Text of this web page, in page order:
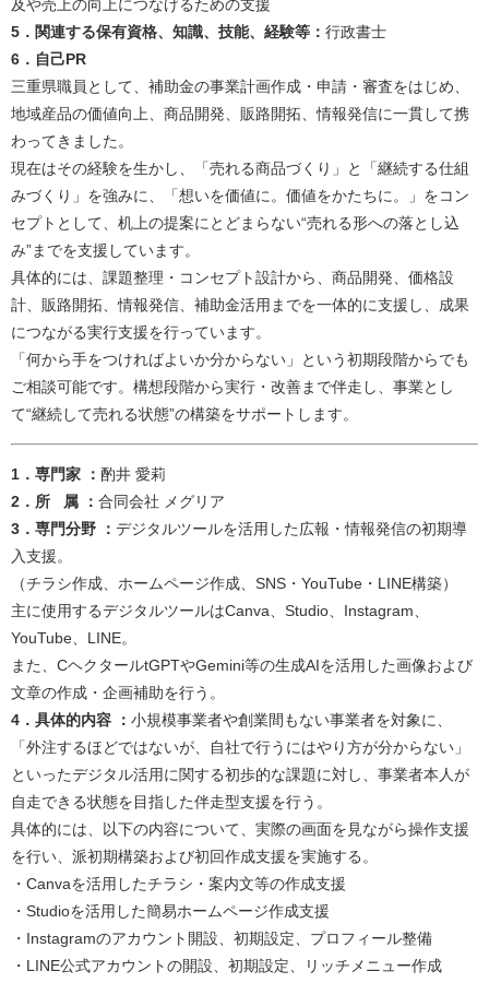
及や売上の向上につなげるための支援​
5．関連する保有資格、知識、技能、経験等： 行政書士
6．自己PR
三重県職員として、補助金の事業計画作成・申請・審査をはじめ、
地域産品の価値向上、商品開発、販路開拓、情報発信に一貫して携
わってきました。
現在はその経験を生かし、「売れる商品づくり」と「継続する仕組
みづくり」を強みに、「想いを価値に。価値をかたちに。」をコン
セプトとして、机上の提案にとどまらない“売れる形への落とし込
み”までを支援しています。
具体的には、課題整理・コンセプト設計から、商品開発、価格設
計、販路開拓、情報発信、補助金活用までを一体的に支援し、成果
につながる実行支援を行っています。
「何から手をつければよいか分からない」という初期段階からでも
ご相談可能です。構想段階から実行・改善まで伴走し、事業とし
て“継続して売れる状態”の構築をサポートします。​
​​​​​​​​​​​​​​​​​​​​​​​​​​​​​​​​​​​​​​​​​​​​1．専門家 ： 酌井 愛莉​​
2．所 属 ： 合同会社 メグリア​
3．専門分野 ： デジタルツールを活用した広報・情報発信の初期導
入支援。
（チラシ作成、ホームページ作成、SNS・YouTube・LINE構築）
主に使用するデジタルツールはCanva、Studio、Instagram、
YouTube、LINE。
また、CヘクタールtGPTやGemini等の生成AIを活用した画像および
文章の作成・企画補助を行う。​
4．具体的内容 ： 小規模事業者や創業間もない事業者を対象に、
「外注するほどではないが、自社で行うにはやり方が分からない」
といったデジタル活用に関する初歩的な課題に対し、事業者本人が
自走できる状態を目指した伴走型支援を行う。
具体的には、以下の内容について、実際の画面を見ながら操作支援
を行い、派初期構築および初回作成支援を実施する。
・Canvaを活用したチラシ・案内文等の作成支援
・Studioを活用した簡易ホームページ作成支援
・Instagramのアカウント開設、初期設定、プロフィール整備
・LINE公式アカウントの開設、初期設定、リッチメニュー作成